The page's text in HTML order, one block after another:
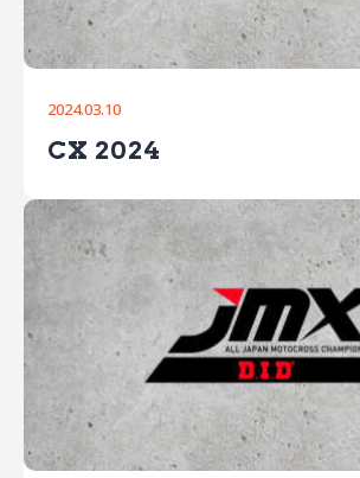
2024.03.10
CX 2024